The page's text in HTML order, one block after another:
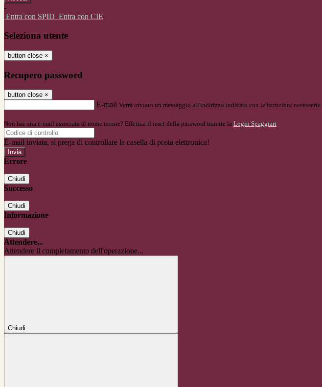
-
Entra con SPID Entra con CIE
Seleziona utente
button close ×
Recupero password
button close ×
E-mail Verrà inviato un messaggio all'indirizzo indicato con le istruzioni necessarie.
Non hai una e-mail associata al nome utente? Effettua il reset della password tramite la Login Spaggiari
E-mail inviata, si prega di controllare la casella di posta elettronica!
Errore
Chiudi
Successo
Chiudi
Informazione
Chiudi
Attendere...
Attendere il completamento dell'operazione...
Chiudi